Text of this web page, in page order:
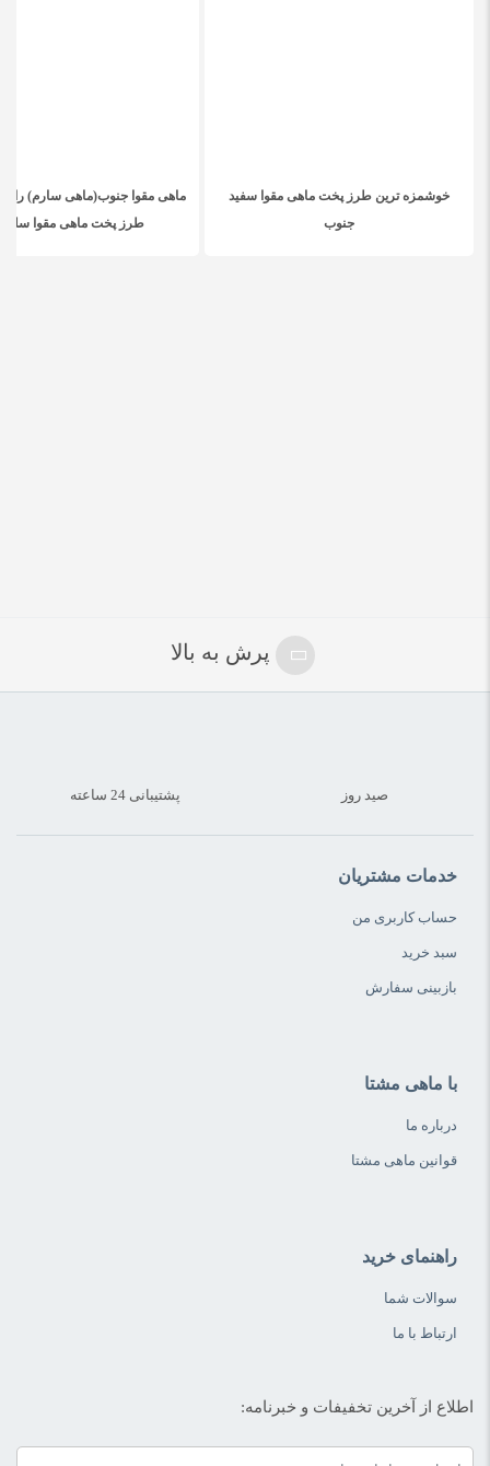
خوشمزه ترین طرز پخت ماهی مقوا سفید
جنوب
ماهی مقوا جنوب(ماهی سارم) را
طرز پخت ماهی مقوا
پرش به بالا
صید روز پشتیبانی 24 ساعته
خدمات مشتریان
حساب کاربری من
سبد خرید
بازبینی سفارش
با ماهی مشتا
درباره ما
قوانین ماهی مشتا
راهنمای خرید
سوالات شما
ارتباط با ما
اطلاع از آخرین تخفیفات و خبرنامه: